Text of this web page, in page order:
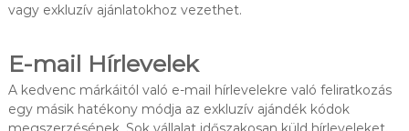
vagy exkluzív ajánlatokhoz vezethet.
E-mail Hírlevelek
A kedvenc márkáitól való e-mail hírlevelekre való feliratkozás
egy másik hatékony módja az exkluzív ajándék kódok